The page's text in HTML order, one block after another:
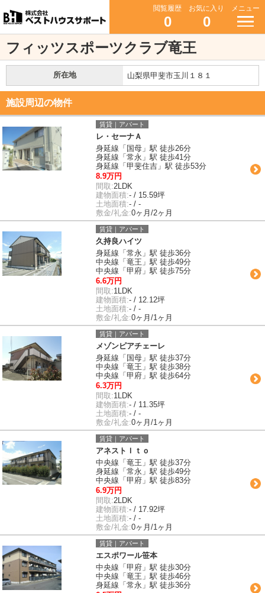
閲覧履歴
0
お気に入り
0
メニュー
フィッツスポーツクラブ竜王
所在地 山梨県甲斐市玉川１８１
施設周辺の物件
賃貸｜アパート
レ・セーナＡ
身延線「国母」駅 徒歩26分
身延線「常永」駅 徒歩41分
身延線「甲斐住吉」駅 徒歩53分
8.9万円
間取:2LDK
建物面積:- / 15.59坪
土地面積:- / -
敷金/礼金:0ヶ月/2ヶ月
賃貸｜アパート
久持良ハイツ
身延線「常永」駅 徒歩36分
中央線「竜王」駅 徒歩49分
中央線「甲府」駅 徒歩75分
6.6万円
間取:1LDK
建物面積:- / 12.12坪
土地面積:- / -
敷金/礼金:0ヶ月/1ヶ月
賃貸｜アパート
メゾンピアチェーレ
身延線「国母」駅 徒歩37分
中央線「竜王」駅 徒歩38分
中央線「甲府」駅 徒歩64分
6.3万円
間取:1LDK
建物面積:- / 11.35坪
土地面積:- / -
敷金/礼金:0ヶ月/1ヶ月
賃貸｜アパート
アネストＩｔｏ
中央線「竜王」駅 徒歩37分
身延線「常永」駅 徒歩49分
中央線「甲府」駅 徒歩83分
6.9万円
間取:2LDK
建物面積:- / 17.92坪
土地面積:- / -
敷金/礼金:0ヶ月/1ヶ月
賃貸｜アパート
エスポワール笹本
中央線「甲府」駅 徒歩30分
中央線「竜王」駅 徒歩46分
身延線「常永」駅 徒歩36分